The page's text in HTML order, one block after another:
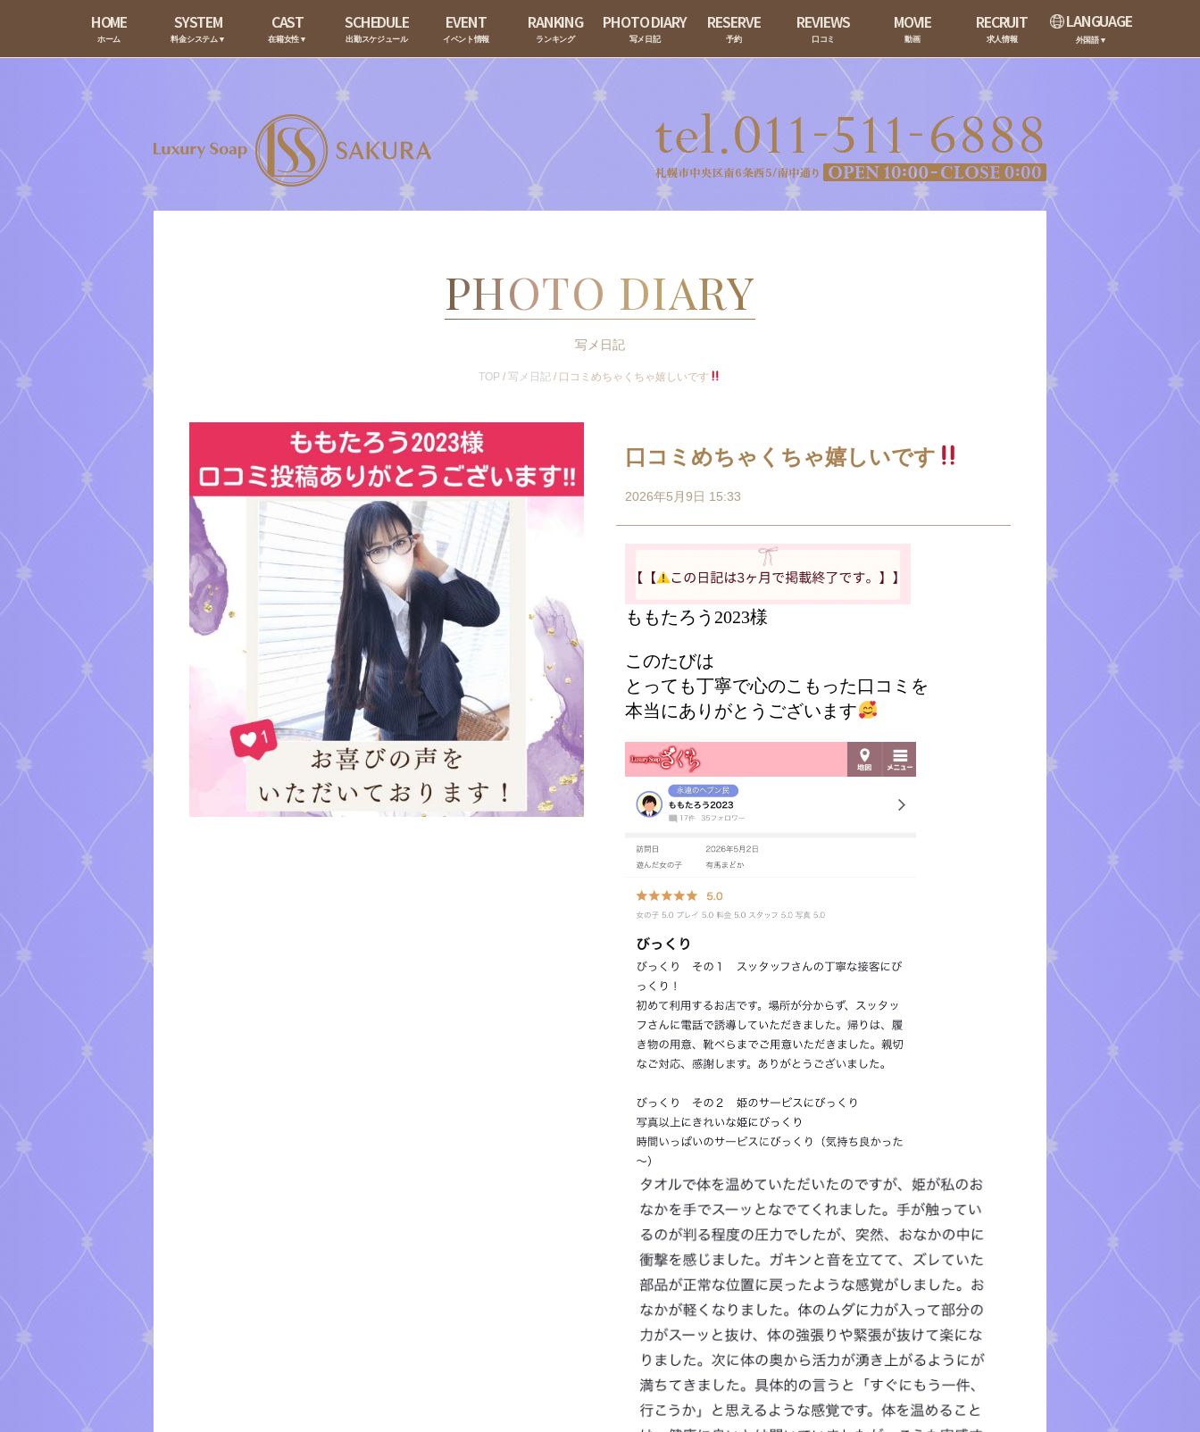
HOME
ホーム
SYSTEM
料金システム▼
CAST
在籍女性▼
SCHEDULE
出勤スケジュール
EVENT
イベント情報
RANKING
ランキング
PHOTO DIARY
写メ日記
RESERVE
予約
REVIEWS
口コミ
MOVIE
動画
RECRUIT
求人情報
LANGUAGE
外国語▼
PHOTO DIARY
写メ日記
TOP /写メ日記 / 口コミめちゃくちゃ嬉しいです
口コミめちゃくちゃ嬉しいです
2026年5月9日 15:33
ももたろう2023様
このたびは
とっても丁寧で心のこもった口コミを
本当にありがとうございます